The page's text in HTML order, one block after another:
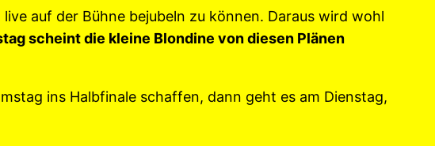
auf der Bühne bejubeln zu können. Daraus wird wohl
scheint die kleine Blondine von diesen Plänen
ins Halbfinale schaffen, dann geht es am Dienstag,